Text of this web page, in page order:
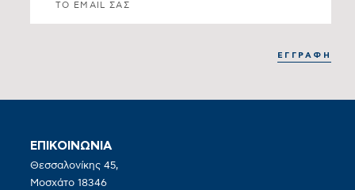
ΕΠΙΚΟΙΝΩΝΙΑ
Θεσσαλονίκης 45,
Μοσχάτο 18346